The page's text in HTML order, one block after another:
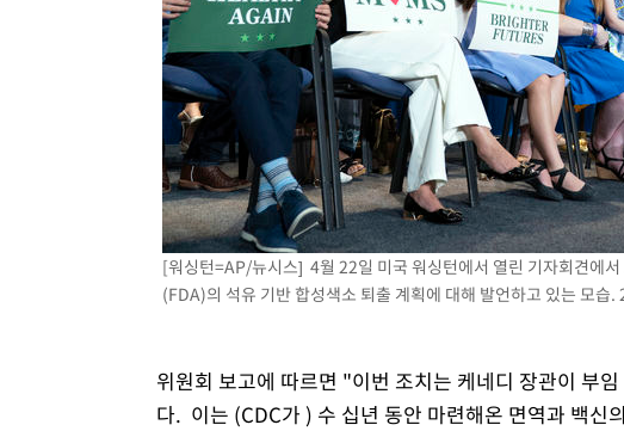
[워싱턴=AP/뉴시스] 4월 22일 미국 워싱턴에서 열린 기자회견에
(FDA)의 석유 기반 합성색소 퇴출 계획에 대해 발언하고 있는 모습
위원회 보고에 따르면 "이번 조치는 케네디 장관이 부
다. 이는 (CDC가 ) 수 십년 동안 마련해온 면역과 백신